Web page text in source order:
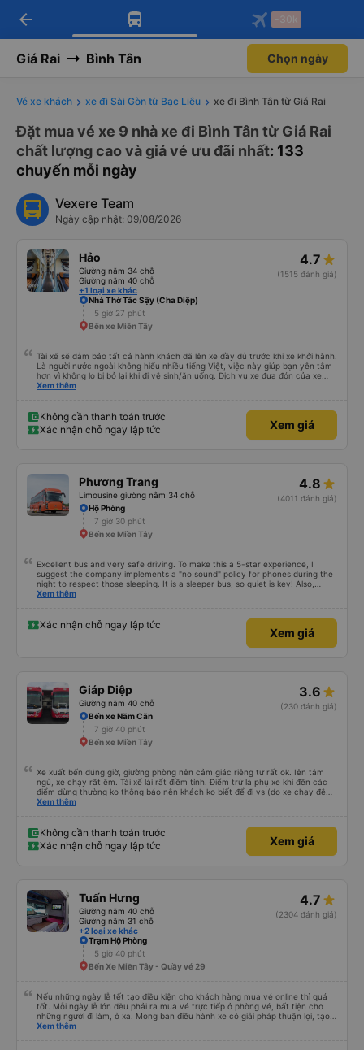
Tải app Vexere ngay!
Nhận ưu đãi thành viên độc
Mở app
Tải app Vexere
-30k/ghế khi đặt vé máy bay qua
Mở app
arrow_back -30k
Giá Rai Bình Tân Chọn ngày
Vé xe khách xe đi Sài Gòn từ Bạc Liêu xe đi Bình Tân từ Giá Rai
Đặt mua vé xe 9 nhà xe đi Bình Tân từ Giá Rai
chất lượng cao và giá vé ưu đãi nhất: 133
chuyến mỗi ngày
Vexere Team
Ngày cập nhật: 09/08/2026
Hảo
Giường nằm 34 chỗ
Giường nằm 40 chỗ
+1 loại xe khác
4.7
(1515 đánh giá)
Nhà Thờ Tắc Sậy (Cha Diệp)
5 giờ 27 phút
Bến xe Miền Tây
Tài xế sẽ đảm bảo tất cả hành khách đã lên xe đầy đủ trước khi xe khởi hành.
Là người nước ngoài không hiểu nhiều tiếng Việt, việc này giúp bạn yên tâm
hơn vì không lo bị bỏ lại khi đi vệ sinh/ăn uống. Dịch vụ xe đưa đón của xe
buýt Hảo cũng là một điểm cộng, đưa bạn từ bến xe đến chỗ ở MIỄN PHÍ!
Xem thêm
Không cần thanh toán trước
Xác nhận chỗ ngay lập tức
Xem giá
Phương Trang
Limousine giường nằm 34 chỗ
4.8
(4011 đánh giá)
Hộ Phòng
7 giờ 30 phút
Bến xe Miền Tây
Excellent bus and very safe driving. To make this a 5-star experience, I
suggest the company implements a "no sound" policy for phones during the
night to respect those sleeping. It is a sleeper bus, so quiet is key! Also,
please display the Wi-Fi password clearly inside the cabin for convenience. I
quy định rõ ràng về việc giữ im lặng (tắt âm thanh điện thoại) vào ban đêm
để tránh làm phiền hành khách khác ngủ. Ngoài ra, nhà xe nên dán sẵn mật
khẩu Wi-Fi trong xe để hành khách dễ dàng sử dụng. Tôi vẫn sẽ tiếp tục ủng
Xem thêm
Xác nhận chỗ ngay lập tức
Xem giá
Giáp Diệp
Giường nằm 40 chỗ
3.6
(230 đánh giá)
Bến xe Năm Căn
7 giờ 40 phút
Bến xe Miền Tây
Xe xuất bến đúng giờ, giường phòng nên cảm giác riêng tư rất ok. Iên tâm
ngủ, xe chạy rất êm. Tài xế lái rất điềm tỉnh. Điểm trừ là phụ xe khi đến các
điểm dừng thường ko thông báo nên khách ko biết để đi vs (do xe chạy đêm
nên khách ngủ say)
Xem thêm
Không cần thanh toán trước
Xác nhận chỗ ngay lập tức
Xem giá
Tuấn Hưng
Giường nằm 40 chỗ
Giường nằm 31 chỗ
+2 loại xe khác
4.7
(2304 đánh giá)
Trạm Hộ Phòng
5 giờ 40 phút
Bến Xe Miền Tây - Quầy vé 29
Nếu những ngày lễ tết tạo điều kiện cho khách hàng mua vé online thì quá
tốt. Mỗi ngày lễ lớn đều phải ra mua vé trực tiếp ở phòng vé, bất tiện cho
những người đi làm, ở xa. Mong ban điều hành xe có giải pháp thuận lợi, tạo
điều kiện cho khách hàng mua vé online (chuyển khoản khi mua vé). Kính
Xem thêm